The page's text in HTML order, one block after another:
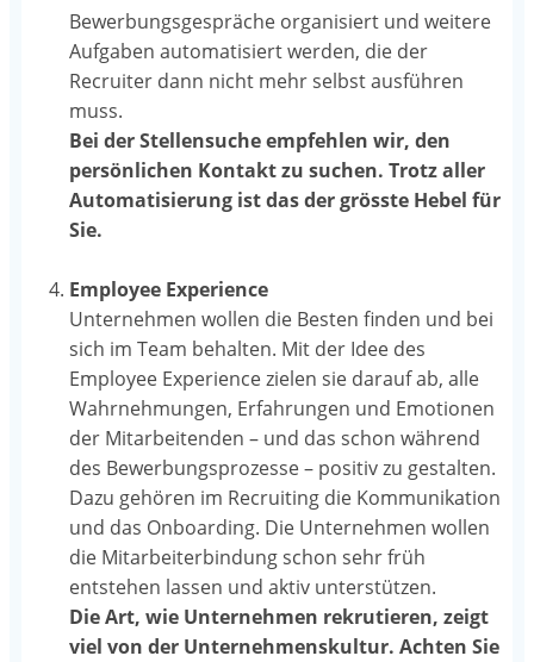
Bewerbungsgespräche organisiert und weitere
Aufgaben automatisiert werden, die der
Recruiter dann nicht mehr selbst ausführen
muss.
Bei der Stellensuche empfehlen wir, den
persönlichen Kontakt zu suchen. Trotz aller
Automatisierung ist das der grösste Hebel für
Sie.
Employee Experience
Unternehmen wollen die Besten finden und bei
sich im Team behalten. Mit der Idee des
Employee Experience zielen sie darauf ab, alle
Wahrnehmungen, Erfahrungen und Emotionen
der Mitarbeitenden – und das schon während
des Bewerbungsprozesse – positiv zu gestalten.
Dazu gehören im Recruiting die Kommunikation
und das Onboarding. Die Unternehmen wollen
die Mitarbeiterbindung schon sehr früh
entstehen lassen und aktiv unterstützen.
Die Art, wie Unternehmen rekrutieren, zeigt
viel von der Unternehmenskultur. Achten Sie